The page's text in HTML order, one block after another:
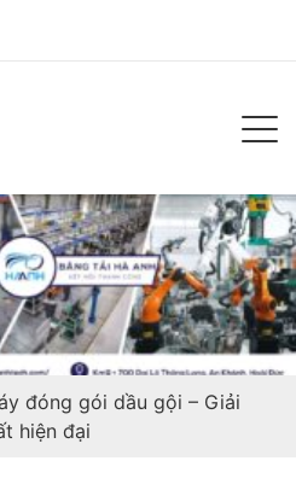
đóng gói dầu gội – Giải
hiện đại